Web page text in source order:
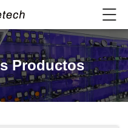
Productos